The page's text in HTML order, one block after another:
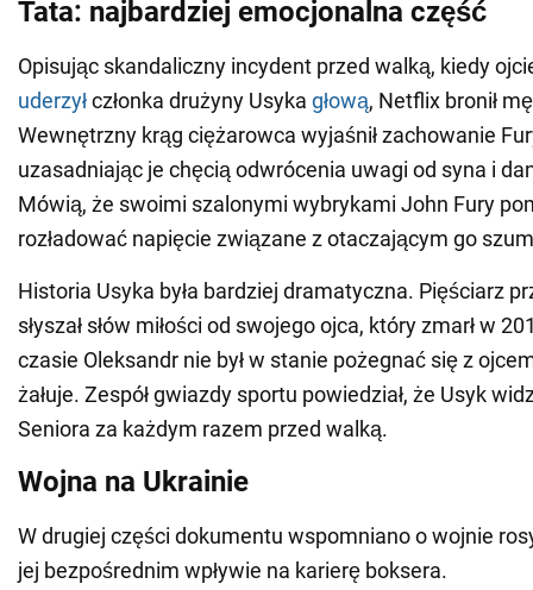
Tata: najbardziej emocjonalna część
Opisując skandaliczny incydent przed walką, kiedy
uderzyłczłonka drużyny Usyka głową, Netflix bronił
Wewnętrzny krąg ciężarowca wyjaśnił zachowanie
uzasadniając je chęcią odwrócenia uwagi od syna i
Mówią, że swoimi szalonymi wybrykami John Fury
rozładować napięcie związane z otaczającym go
Historia Usyka była bardziej dramatyczna. Pięściarz
słyszał słów miłości od swojego ojca, który zmarł w
czasie Oleksandr nie był w stanie pożegnać się z
żałuje. Zespół gwiazdy sportu powiedział, że Usyk
Seniora za każdym razem przed walką.
Wojna na Ukrainie
W drugiej części dokumentu wspomniano o wojnie
jej bezpośrednim wpływie na karierę boksera.